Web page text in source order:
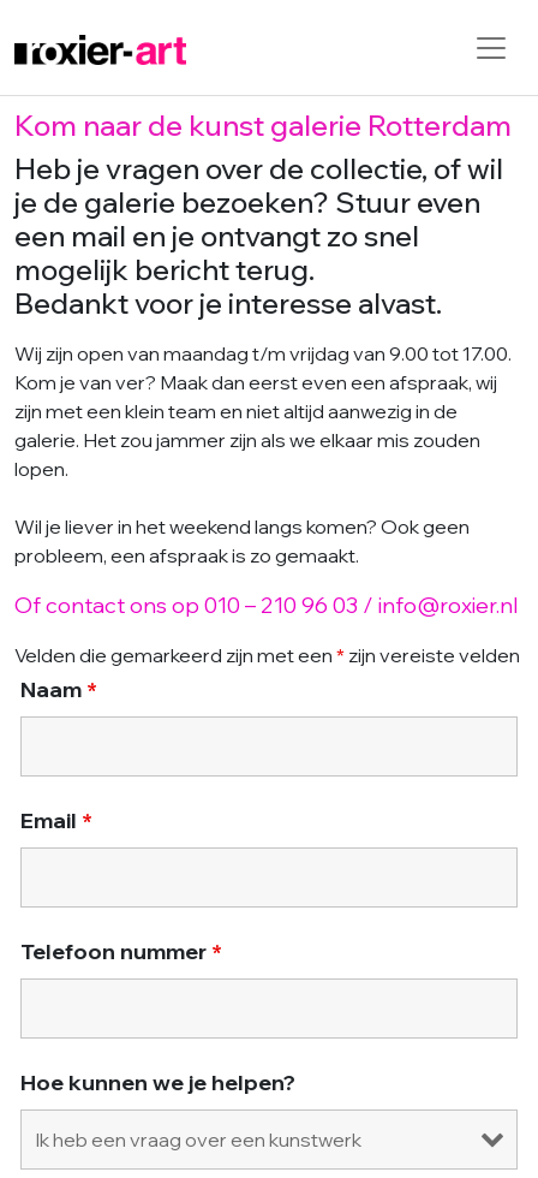
Skip to main content
Kom naar de kunst galerie Rotterdam
Heb je vragen over de collectie, of wil
je de galerie bezoeken? Stuur even
een mail en je ontvangt zo snel
mogelijk bericht terug.
Bedankt voor je interesse alvast.
Wij zijn open van maandag t/m vrijdag van 9.00 tot 17.00.
Kom je van ver? Maak dan eerst even een afspraak, wij
zijn met een klein team en niet altijd aanwezig in de
galerie. Het zou jammer zijn als we elkaar mis zouden
lopen.
Wil je liever in het weekend langs komen? Ook geen
probleem, een afspraak is zo gemaakt.
Of contact ons op 010 – 210 96 03 / info@roxier.nl
Velden die gemarkeerd zijn met een * zijn vereiste velden
Naam *
Email *
Telefoon nummer *
Hoe kunnen we je helpen?